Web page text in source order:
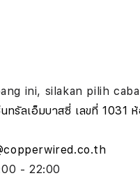
ini, silakan pilih
นทรัลเอ็มบาสซี่ เลขที่
- 22:00